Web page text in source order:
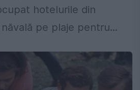
hotelurile din
pe plaje pentru...